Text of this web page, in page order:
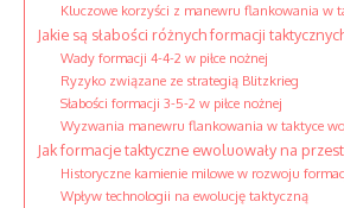
Kluczowe korzyści z manewru flankowania w
Jakie są słabości różnych formacji
Wady formacji 4-4-2 w piłce nożnej
Ryzyko związane ze strategią Blitzkrieg
Słabości formacji 3-5-2 w piłce nożnej
Wyzwania manewru flankowania w taktyce
Jak formacje taktyczne ewoluowały na
Historyczne kamienie milowe w rozwoju
Wpływ technologii na ewolucję taktyczną